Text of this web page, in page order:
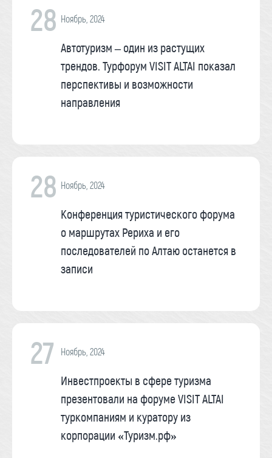
28 Ноябрь, 2024
Автотуризм – один из растущих
трендов. Турфорум VISIT ALTAI показал
перспективы и возможности
направления
28 Ноябрь, 2024
Конференция туристического форума
о маршрутах Рериха и его
последователей по Алтаю останется в
записи
27 Ноябрь, 2024
Инвестпроекты в сфере туризма
презентовали на форуме VISIT ALTAI
туркомпаниям и куратору из
корпорации «Туризм.рф»